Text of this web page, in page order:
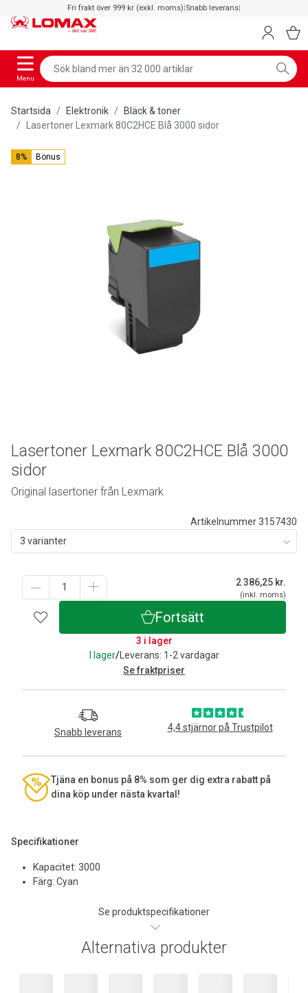
Fri frakt över 999 kr (exkl. moms)|Snabb leverans|
Menu
Startsida Elektronik
Bläck & toner
Lasertoner Lexmark 80C2HCE Blå 3000 sidor
8% Bonus
Specifikationer
Kapacitet: 3000
Färg: Cyan
Se produktspecifikationer
Artikelnummer 3157430
3 varianter
2 386,25 kr.
(inkl. moms)
Fortsätt
3 i lager
I lager/Leverans: 1-2 vardagar
Se fraktpriser
Snabb leverans 4,4 stjärnor på Trustpilot
Tjäna en bonus på 8% som ger dig extra rabatt på
dina köp under nästa kvartal!
Lasertoner Lexmark 80C2HCE Blå 3000
sidor
Original lasertoner från Lexmark
Alternativa produkter